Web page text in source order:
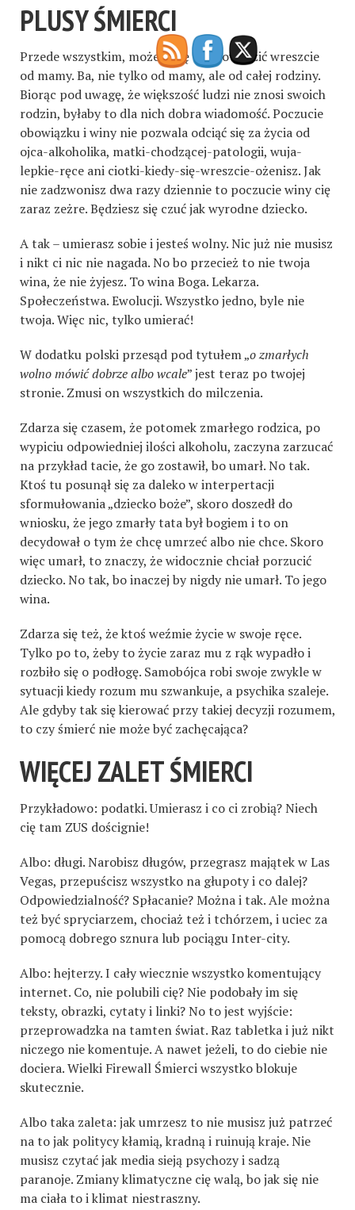
PLUSY ŚMIERCI
Przede wszystkim, możesz się wyprowadzić wreszcie
od mamy. Ba, nie tylko od mamy, ale od całej rodziny.
Biorąc pod uwagę, że większość ludzi nie znosi swoich
rodzin, byłaby to dla nich dobra wiadomość. Poczucie
obowiązku i winy nie pozwala odciąć się za życia od
ojca-alkoholika, matki-chodzącej-patologii, wuja-
lepkie-ręce ani ciotki-kiedy-się-wreszcie-ożenisz. Jak
nie zadzwonisz dwa razy dziennie to poczucie winy cię
zaraz zeżre. Będziesz się czuć jak wyrodne dziecko.
A tak – umierasz sobie i jesteś wolny. Nic już nie musisz
i nikt ci nic nie nagada. No bo przecież to nie twoja
wina, że nie żyjesz. To wina Boga. Lekarza.
Społeczeństwa. Ewolucji. Wszystko jedno, byle nie
twoja. Więc nic, tylko umierać!
W dodatku polski przesąd pod tytułem „o zmarłych
wolno mówić dobrze albo wcale” jest teraz po twojej
stronie. Zmusi on wszystkich do milczenia.
Zdarza się czasem, że potomek zmarłego rodzica, po
wypiciu odpowiedniej ilości alkoholu, zaczyna zarzucać
na przykład tacie, że go zostawił, bo umarł. No tak.
Ktoś tu posunął się za daleko w interpertacji
sformułowania „dziecko boże”, skoro doszedł do
wniosku, że jego zmarły tata był bogiem i to on
decydował o tym że chcę umrzeć albo nie chce. Skoro
więc umarł, to znaczy, że widocznie chciał porzucić
dziecko. No tak, bo inaczej by nigdy nie umarł. To jego
wina.
Zdarza się też, że ktoś weźmie życie w swoje ręce.
Tylko po to, żeby to życie zaraz mu z rąk wypadło i
rozbiło się o podłogę. Samobójca robi swoje zwykle w
sytuacji kiedy rozum mu szwankuje, a psychika szaleje.
Ale gdyby tak się kierować przy takiej decyzji rozumem,
to czy śmierć nie może być zachęcająca?
WIĘCEJ ZALET ŚMIERCI
Przykładowo: podatki. Umierasz i co ci zrobią? Niech
cię tam ZUS doścignie!
Albo: długi. Narobisz długów, przegrasz majątek w Las
Vegas, przepuścisz wszystko na głupoty i co dalej?
Odpowiedzialność? Spłacanie? Można i tak. Ale można
też być spryciarzem, chociaż też i tchórzem, i uciec za
pomocą dobrego sznura lub pociągu Inter-city.
Albo: hejterzy. I cały wiecznie wszystko komentujący
internet. Co, nie polubili cię? Nie podobały im się
teksty, obrazki, cytaty i linki? No to jest wyjście:
przeprowadzka na tamten świat. Raz tabletka i już nikt
niczego nie komentuje. A nawet jeżeli, to do ciebie nie
dociera. Wielki Firewall Śmierci wszystko blokuje
skutecznie.
Albo taka zaleta: jak umrzesz to nie musisz już patrzeć
na to jak politycy kłamią, kradną i ruinują kraje. Nie
musisz czytać jak media sieją psychozy i sadzą
paranoje. Zmiany klimatyczne cię walą, bo jak się nie
ma ciała to i klimat niestraszny.